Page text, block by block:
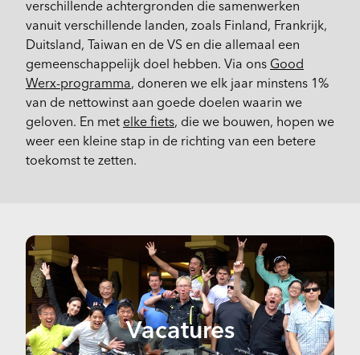
verschillende achtergronden die samenwerken
vanuit verschillende landen, zoals Finland, Frankrijk,
Duitsland, Taiwan en de VS en die allemaal een
gemeenschappelijk doel hebben. Via ons Good
Werx-programma, doneren we elk jaar minstens 1%
van de nettowinst aan goede doelen waarin we
geloven. En met elke fiets, die we bouwen, hopen we
weer een kleine stap in de richting van een betere
toekomst te zetten.
Vacatures